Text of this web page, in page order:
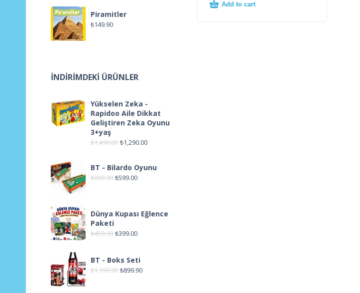
Piramitler
₺149.90
İNDIRIMDEKI ÜRÜNLER
Yükselen Zeka -
Rapidoo Aile Dikkat
Geliştiren Zeka Oyunu
3+yaş
₺1,490.00 ₺1,290.00
BT - Bilardo Oyunu
₺999.00 ₺599.00
Dünya Kupası Eğlence
Paketi
₺459.00 ₺399.00
BT - Boks Seti
₺1,199.90 ₺899.90
Add to cart